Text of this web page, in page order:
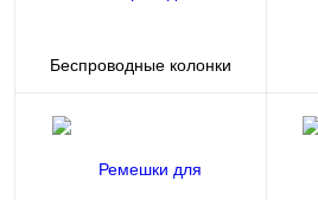
Беспроводные колонки